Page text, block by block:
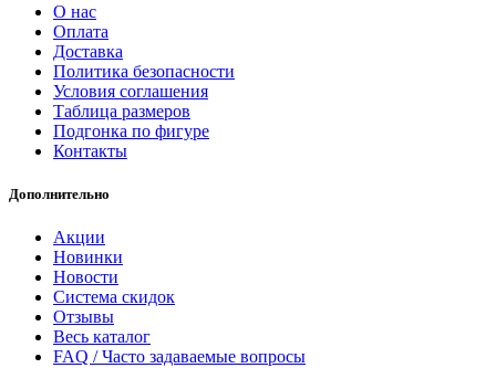
О нас
Оплата
Доставка
Политика безопасности
Условия соглашения
Таблица размеров
Подгонка по фигуре
Контакты
Дополнительно
Акции
Новинки
Новости
Система скидок
Отзывы
Весь каталог
FAQ / Часто задаваемые вопросы